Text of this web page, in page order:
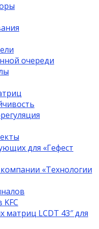
очереди
для «Гефест
«Технологии
матриц LCDT 43″ для